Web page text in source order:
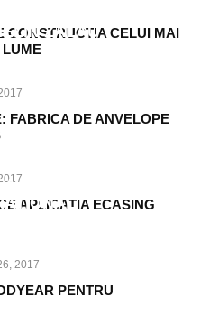
RECENTA DE
ZALAU
CONSTRUCTIA CELUI MAI
LUME
FABRICA DE ANVELOPE
7, 2017
SCADA COSTUL
APLICATIA ECASING
2017
PENTRU